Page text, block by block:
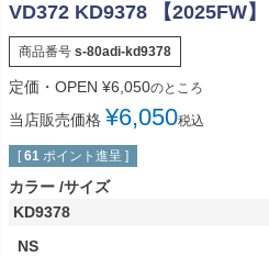
VD372 KD9378 【2025FW】
商品番号 s-80adi-kd9378
定価・OPEN ¥6,050のところ
当店販売価格 ¥6,050税込
[ 61 ポイント進呈 ]
カラー サイズ
KD9378
NS